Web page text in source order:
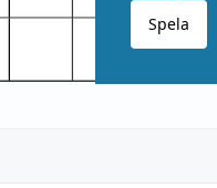
Spela